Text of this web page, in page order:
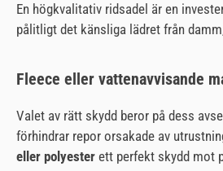
En högkvalitativ ridsadel är en
pålitligt det känsliga lädret från
Fleece eller vattenavvisande
Valet av rätt skydd beror på dess
förhindrar repor orsakade av
eller polyester ett perfekt skydd mot